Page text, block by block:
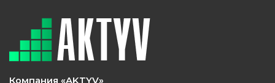
Компания «AKTYV»